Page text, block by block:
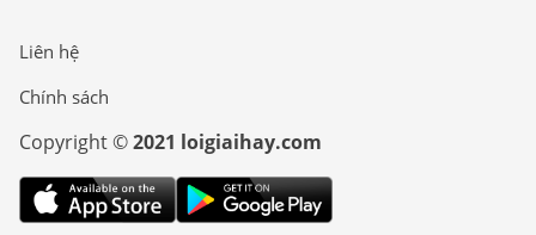
Liên hệ
Chính sách
Copyright ©2021 loigiaihay.com